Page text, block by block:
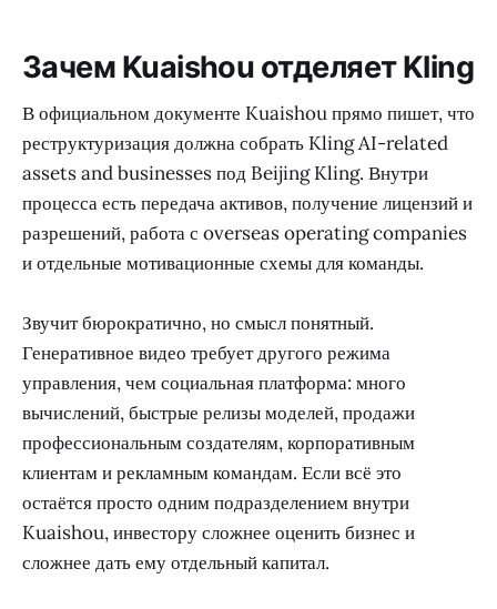
Зачем Kuaishou отделяет Kling
В официальном документе Kuaishou прямо пишет, что
реструктуризация должна собрать Kling AI-related
assets and businesses под Beijing Kling. Внутри
процесса есть передача активов, получение лицензий и
разрешений, работа с overseas operating companies
и отдельные мотивационные схемы для команды.
Звучит бюрократично, но смысл понятный.
Генеративное видео требует другого режима
управления, чем социальная платформа: много
вычислений, быстрые релизы моделей, продажи
профессиональным создателям, корпоративным
клиентам и рекламным командам. Если всё это
остаётся просто одним подразделением внутри
Kuaishou, инвестору сложнее оценить бизнес и
сложнее дать ему отдельный капитал.